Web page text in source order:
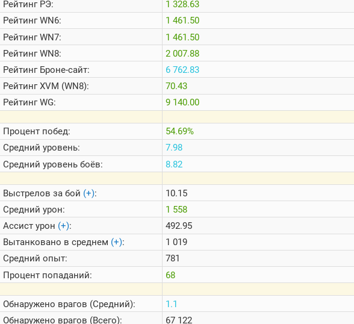
Цветовая
шкала
Теlegram
ВК
Портал
Мира
РейтингРЭ:
РейтингWN6:
РейтингWN7:
РейтингWN8:
РейтингБроне-сайт:
РейтингXVM (WN8):
РейтингWG:
Процент побед:
Средний уровень:
Средний уровень боёв:
Выстрелов за бой (+):
Средний урон:
Ассист урон (+):
Вытанковано в среднем (+):
Средний опыт:
Процент попаданий:
Обнаружено врагов (Средний):
Обнаружено врагов (Всего):
1 328.63
1 461.50
1 461.50
2 007.88
6 762.83
70.43
9 140.00
54.69%
7.98
8.82
10.15
1 558
492.95
1 019
781
68
1.1
67 122